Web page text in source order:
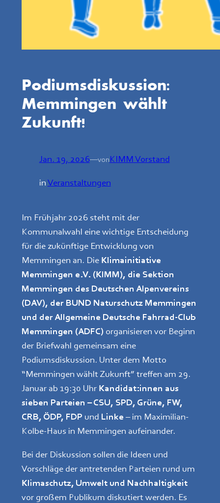
Podiumsdiskussion:
Memmingen wählt
Zukunft!
Jan. 19, 2026—vonKIMM Vorstand
in Veranstaltungen
Im Frühjahr 2026 steht mit der
Kommunalwahl eine wichtige Entscheidung
für die zukünftige Entwicklung von
Memmingen an. Die Klimainitiative
Memmingen e.V. (KIMM), die Sektion
Memmingen des Deutschen Alpenvereins
(DAV), der BUND Naturschutz Memmingen
und der Allgemeine Deutsche Fahrrad-Club
Memmingen (ADFC) organisieren vor Beginn
der Briefwahl gemeinsam eine
Podiumsdiskussion. Unter dem Motto
“Memmingen wählt Zukunft” treffen am 29.
Januar ab 19:30 Uhr Kandidat:innen aus
sieben Parteien – CSU, SPD, Grüne, FW,
CRB, ÖDP, FDP und Linke – im Maximilian-
Kolbe-Haus in Memmingen aufeinander.
Bei der Diskussion sollen die Ideen und
Vorschläge der antretenden Parteien rund um
Klimaschutz, Umwelt und Nachhaltigkeit
vor großem Publikum diskutiert werden. Es